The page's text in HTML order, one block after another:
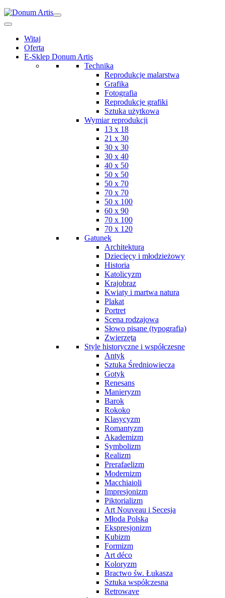
Witaj
Oferta
E-Sklep Donum Artis
Technika
Reprodukcje malarstwa
Grafika
Fotografia
Reprodukcje grafiki
Sztuka użytkowa
Wymiar reprodukcji
13 x 18
21 x 30
30 x 30
30 x 40
40 x 50
50 x 50
50 x 70
70 x 70
50 x 100
60 x 90
70 x 100
70 x 120
Gatunek
Architektura
Dziecięcy i młodzieżowy
Historia
Katolicyzm
Krajobraz
Kwiaty i martwa natura
Plakat
Portret
Scena rodzajowa
Słowo pisane (typografia)
Zwierzęta
Style historyczne i współczesne
Antyk
Sztuka Średniowiecza
Gotyk
Renesans
Manieryzm
Barok
Rokoko
Klasycyzm
Romantyzm
Akademizm
Symbolizm
Realizm
Prerafaelizm
Modernizm
Macchiaioli
Impresjonizm
Piktorializm
Art Nouveau i Secesja
Młoda Polska
Ekspresjonizm
Kubizm
Formizm
Art déco
Koloryzm
Bractwo św. Łukasza
Sztuka współczesna
Retrowave